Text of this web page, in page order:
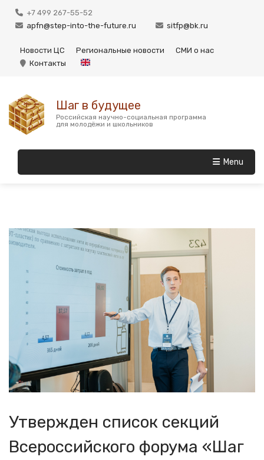
+7 499 267-55-52
apfn@step-into-the-future.ru
sitfp@bk.ru
Новости ЦС Региональные новости
СМИ о нас
Контакты
Шаг в будущее
Российская научно-социальная программа
для молодёжи и школьников
Menu
Утвержден список секций
Всероссийского форума «Шаг